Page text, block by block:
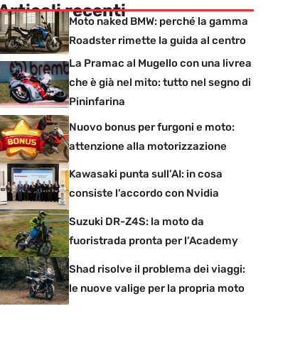
recenti
Moto naked BMW: perché la gamma
Roadster rimette la guida al centro
La Pramac al Mugello con una livrea
che è già nel mito: tutto nel segno di
Pininfarina
Nuovo bonus per furgoni e moto:
attenzione alla motorizzazione
Kawasaki punta sull’AI: in cosa
consiste l’accordo con Nvidia
Suzuki DR-Z4S: la moto da
fuoristrada pronta per l’Academy
Shad risolve il problema dei viaggi:
le nuove valige per la propria moto